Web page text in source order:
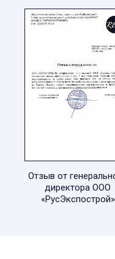
Отзыв от
директора ООО
«РусЭкспострой»